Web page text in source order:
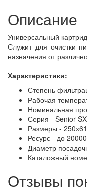
Описание
Универсальный
Служит для очистки
назначения от
Характеристики:
Степень
Рабочая
Номинальная
Серия - Senior SX
Размеры -
Ресурс - до
Диаметр
Каталожный
Отзывы